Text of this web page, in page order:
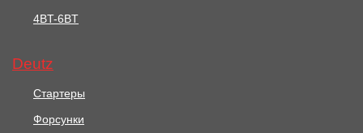
Ремень Вентилятора /
4BT-6BT
Deutz
Стартеры
Форсунки